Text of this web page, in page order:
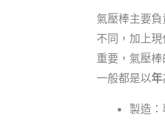
氣壓棒主要
不同，加上
重要，氣壓
一般都是以年
製造